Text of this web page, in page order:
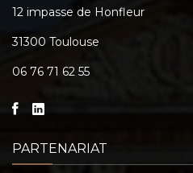
12 impasse de Honfleur
31300 Toulouse
06 76 71 62 55
PARTENARIAT